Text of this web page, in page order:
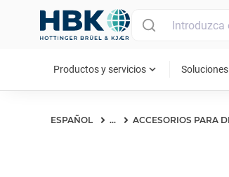
Productos y servicios expand_more Soluciones
ESPAÑOL ...